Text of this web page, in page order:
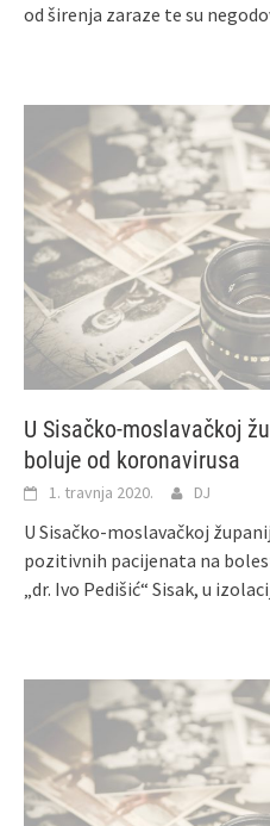
od širenja zaraze te su
U Sisačko-moslavačkoj
boluje od koronavirusa
1. travnja 2020. DJ
U Sisačko-moslavačkoj
pozitivnih pacijenata na
„dr. Ivo Pedišić“ Sisak, u